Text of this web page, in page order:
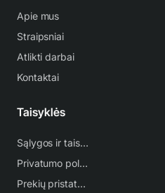
Apie mus
Straipsniai
Atlikti darbai
Kontaktai
Taisyklės
Sąlygos ir taisyklės
Privatumo politika
Prekių pristatymas